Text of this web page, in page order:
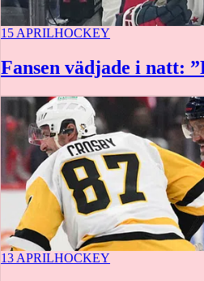
15 APRILHOCKEY
Fansen vädjade i natt:
13 APRILHOCKEY